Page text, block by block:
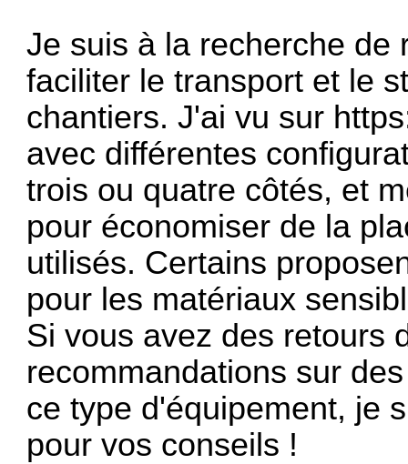
Je suis à la recherche de
faciliter le transport et le
chantiers. J'ai vu sur
avec différentes
trois ou quatre côtés, et
pour économiser de la
utilisés. Certains
pour les matériaux
Si vous avez des retours
recommandations sur
ce type d'équipement, je
pour vos conseils !